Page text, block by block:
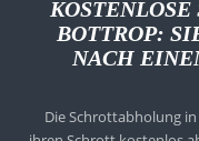
BOTTROP:
NACH
Die Schrottabholung